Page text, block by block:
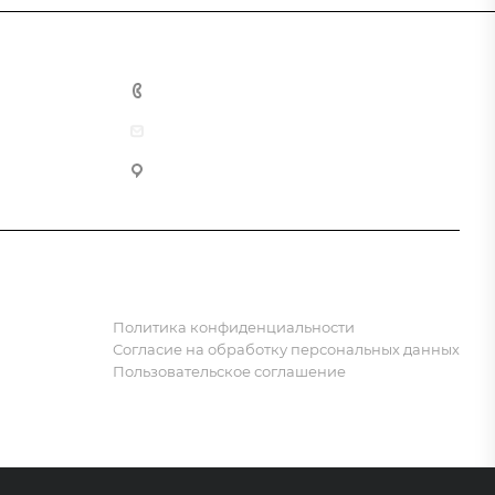
Политика конфиденциальности
Согласие на обработку персональных данных
Пользовательское соглашение